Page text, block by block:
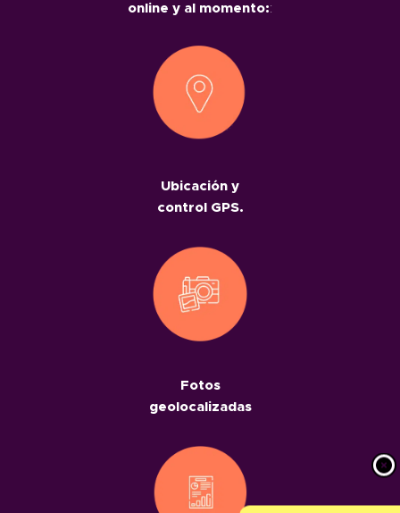
online y al momento::
Ubicación y
control GPS.
Fotos
geolocalizadas